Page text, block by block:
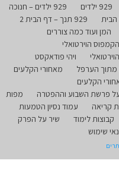
929 ילדים
929 ילדים – חנוכה
929 תנך – דף הבית 2
המן ועוד כמה צוררים
הוירטואלי
ויהי פודאקסט
מתוך הערפל
מאחורי הקלעים
הקלעים
על פרשת השבוע וההפטרה
מפות
קריאה
עמוד נסיון הטמעות
קבוצות לימוד
שיר על הפרק
שימוש